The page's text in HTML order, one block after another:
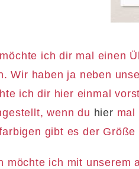
ich dir mal einen
Wir haben ja neben
ich dir hier einmal
wenn du hier mal
gibt es der Größe
möchte ich mit unserem